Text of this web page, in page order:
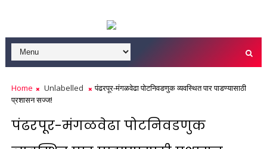
Home Unlabelled
पंढरपूर-मंगळवेढा पोटनिवडणुक व्यवस्थित पार पाडण्यासाठी
प्रशासन सज्ज!
पंढरपूर-मंगळवेढा पोटनिवडणुक